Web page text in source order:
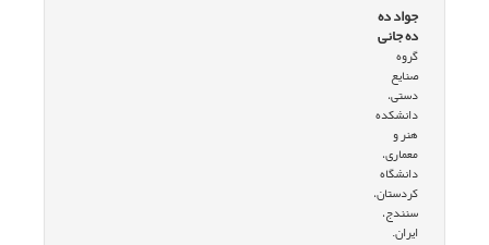
جواد ده
ده جانی
گروه
صنایع
دستی،
دانشکده
هنر و
معماری،
دانشگاه
کردستان،
سنندج،
ایران.